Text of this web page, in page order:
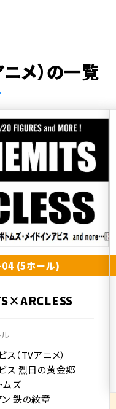
メ）の一覧
(5ホール)
ス（TVアニメ）
ス 烈日の黄金郷
ムズ
鉄の紋章